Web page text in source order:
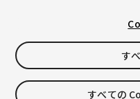
Unity
Copyright © 2026 Unity
リーガル情報 プライバ
す
すべての